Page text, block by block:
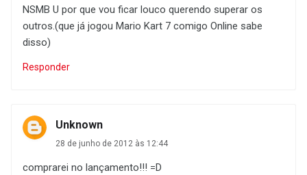
NSMB U por que vou ficar louco querendo superar os
outros.(que já jogou Mario Kart 7 comigo Online sabe
disso)
Responder
Unknown
28 de junho de 2012 às 12:44
comprarei no lançamento!!! =D